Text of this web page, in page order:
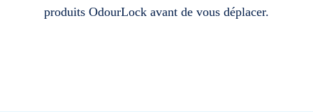
produits OdourLock avant de vous déplacer.